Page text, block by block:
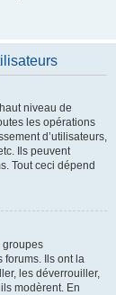
niveau de
les opérations
d’utilisateurs,
Ils peuvent
Tout ceci dépend
groupes
forums. Ils ont la
les déverrouiller,
modèrent. En